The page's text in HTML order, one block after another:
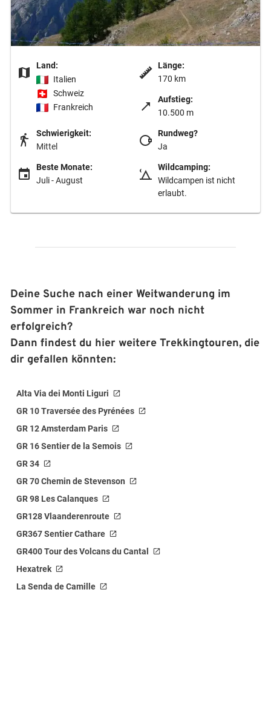
Land:
Italien
Schweiz
Frankreich
Länge:
170 km
Aufstieg:
10.500 m
Schwierigkeit:
Mittel
Rundweg?
Ja
Beste Monate:
Juli - August
Wildcamping:
Wildcampen ist nicht
erlaubt.
Deine Suche nach einer Weitwanderung im
Sommer in Frankreich war noch nicht
erfolgreich?
Dann findest du hier weitere Trekkingtouren, die
dir gefallen könnten:
Alta Via dei Monti Liguri
GR 10 Traversée des Pyrénées
GR 12 Amsterdam Paris
GR 16 Sentier de la Semois
GR 34
GR 70 Chemin de Stevenson
GR 98 Les Calanques
GR128 Vlaanderenroute
GR367 Sentier Cathare
GR400 Tour des Volcans du Cantal
Hexatrek
La Senda de Camille